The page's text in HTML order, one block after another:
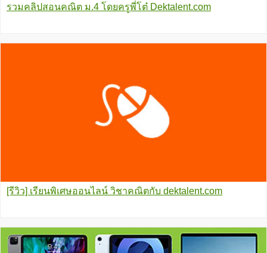
รวมคลิปสอนคณิต ม.4 โดยครูพี่โต๋ Dektalent.com
[รีวิว] เรียนพิเศษออนไลน์ วิชาคณิตกับ dektalent.com